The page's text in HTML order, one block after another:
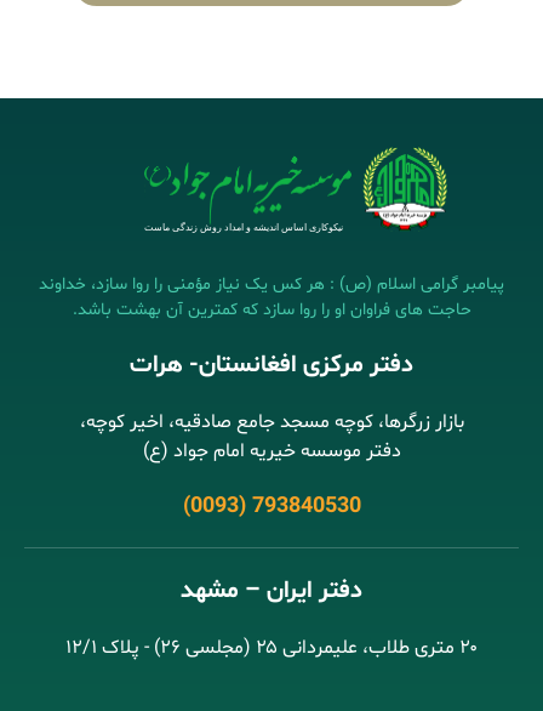
پیامبر گرامی اسلام (ص) : هر کس یک نیاز مؤمنی را روا سازد، خداوند
حاجت های فراوان او را روا سازد که کمترین آن بهشت باشد.
دفتر مرکزی افغانستان- هرات
بازار زرگرها، کوچه مسجد جامع صادقیه، اخیر کوچه،
دفتر موسسه خیریه امام جواد (ع)
(0093) 793840530
دفتر ایران – مشهد
۲۰ متری طلاب، علیمردانی ۲۵ (مجلسی ۲۶) - پلاک ۱۲/۱